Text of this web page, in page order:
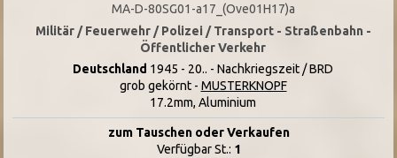
MA-D-80SG01-a17_(Ove01H17)a
Militär / Feuerwehr / Polizei / Transport - Straßenbahn -
Öffentlicher Verkehr
Deutschland 1945 - 20.. - Nachkriegszeit / BRD
grob gekörnt - MUSTERKNOPF
17.2mm, Aluminium
zum Tauschen oder Verkaufen
Verfügbar St.: 1